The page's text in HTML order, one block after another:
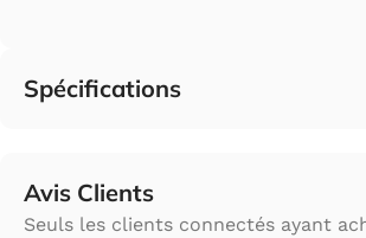
Spécifications
Avis Clients
Seuls les clients connectés ayant